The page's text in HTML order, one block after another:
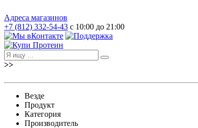
Адреса магазинов
+7 (812) 332-54-43 с 10:00 до 21:00
>>
Везде
Продукт
Категория
Производитель